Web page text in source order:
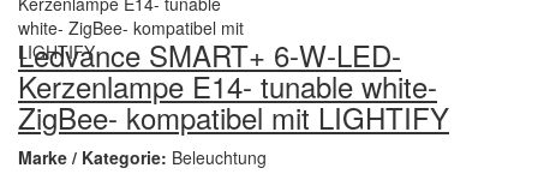
Ledvance SMART+ 6-W-LED-
Kerzenlampe E14- tunable white-
ZigBee- kompatibel mit LIGHTIFY
Marke / Kategorie: Beleuchtung